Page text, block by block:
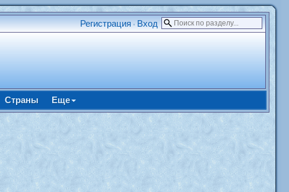
Регистрация • Вход
Страны Еще